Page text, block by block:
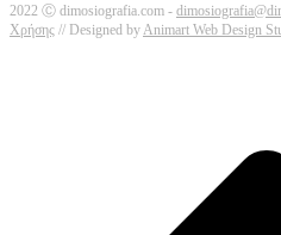
2022 Ⓒ dimosiografia.com -
Χρήσης // Designed byAnimart Web Design